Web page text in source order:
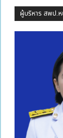
ผู้บริหาร สพป.